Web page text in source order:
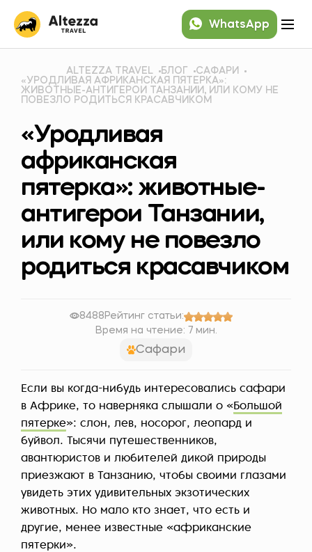
WhatsApp
ALTEZZA TRAVEL БЛОГ
САФАРИ
«УРОДЛИВАЯ АФРИКАНСКАЯ ПЯТЕРКА»:
ЖИВОТНЫЕ-АНТИГЕРОИ ТАНЗАНИИ, ИЛИ КОМУ НЕ
ПОВЕЗЛО РОДИТЬСЯ КРАСАВЧИКОМ
«Уродливая
африканская
пятерка»: животные-
антигерои Танзании,
или кому не повезло
родиться красавчиком
8488 Рейтинг статьи:
Время на чтение: 7 мин.
Сафари
Если вы когда-нибудь интересовались сафари
в Африке, то наверняка слышали о «Большой
пятерке»: слон, лев, носорог, леопард и
буйвол. Тысячи путешественников,
авантюристов и любителей дикой природы
приезжают в Танзанию, чтобы своими глазами
увидеть этих удивительных экзотических
животных. Но мало кто знает, что есть и
другие, менее известные «африканские
пятерки».